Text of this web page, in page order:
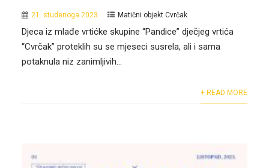
21. studenoga 2023. Matični objekt Cvrčak
Djeca iz mlađe vrtićke skupine “Pandice” dječjeg vrtića
“Cvrčak” proteklih su se mjeseci susrela, ali i sama
potaknula niz zanimljivih...
+ READ MORE